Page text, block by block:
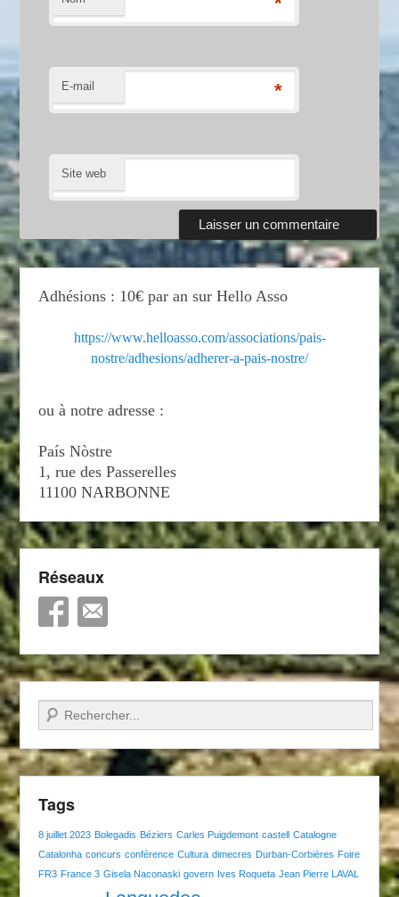
E-mail *
Site web
Adhésions : 10€ par an sur Hello Asso
https://www.helloasso.com/associations/pais-
nostre/adhesions/adherer-a-pais-nostre/
ou à notre adresse :
País Nòstre
1, rue des Passerelles
11100 NARBONNE
Réseaux
Recherche
Tags
8 juillet 2023 Bolegadis Béziers Carles Puigdemont castell Catalogne
Catalonha concurs conférence Cultura dimecres Durban-Corbières Foire
FR3 France 3 Gisela Naconaski govern Ives Roqueta Jean Pierre LAVAL